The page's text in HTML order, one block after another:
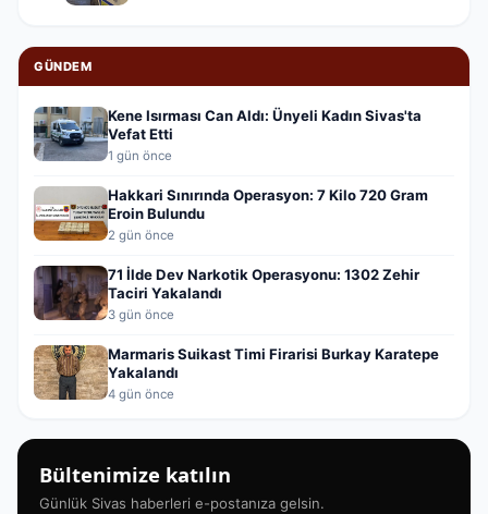
GÜNDEM
Kene Isırması Can Aldı: Ünyeli Kadın Sivas'ta
Vefat Etti
1 gün önce
Hakkari Sınırında Operasyon: 7 Kilo 720 Gram
Eroin Bulundu
2 gün önce
71 İlde Dev Narkotik Operasyonu: 1302 Zehir
Taciri Yakalandı
3 gün önce
Marmaris Suikast Timi Firarisi Burkay Karatepe
Yakalandı
4 gün önce
Bültenimize katılın
Günlük Sivas haberleri e-postanıza gelsin.